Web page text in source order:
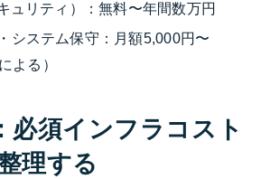
ュリティ）：無料〜年間数万円
システム保守：月額5,000円〜
よる）
必須インフラコスト
理する